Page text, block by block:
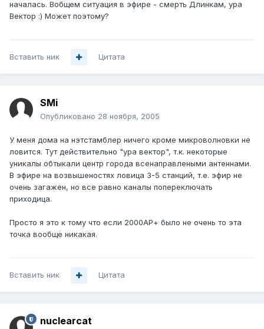
началась. Вобщем ситуация в эфире - смерть Длинкам, ура
Вектор :) Может поэтому?
Вставить ник Цитата
SMi
Опубликовано 28 ноября, 2005
У меня дома на нэтстамблер ничего кроме микроволновки не
ловится. Тут действительно "ура вектор", т.к. некоторые
уникалы обтыкали центр города всенаправлеными антеннами.
В эфире на возвышеностях ловица 3-5 станций, т.е. эфир не
очень загажен, но все равно каналы попереключать
приходица.
Просто я это к тому что если 2000АР+ было не очень то эта
точка вообще никакая.
Вставить ник Цитата
nuclearcat